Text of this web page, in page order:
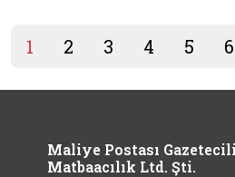
1 2 3 4 5 6
Maliye Postası
Matbaacılık Ltd. Şti.